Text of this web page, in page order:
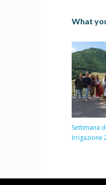
What
Settimana
Irrigazione